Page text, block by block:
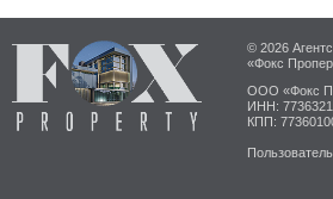
© 2026
«Фокс
ООО «Фокс
ИНН:
КПП: